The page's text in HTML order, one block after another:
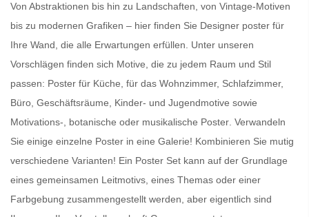
Von Abstraktionen bis hin zu Landschaften, von Vintage-Motiven
bis zu modernen Grafiken – hier finden Sie Designer poster für
Ihre Wand, die alle Erwartungen erfüllen. Unter unseren
Vorschlägen finden sich Motive, die zu jedem Raum und Stil
passen: Poster für Küche, für das Wohnzimmer, Schlafzimmer,
Büro, Geschäftsräume, Kinder- und Jugendmotive sowie
Motivations-, botanische oder musikalische Poster. Verwandeln
Sie einige einzelne Poster in eine Galerie! Kombinieren Sie mutig
verschiedene Varianten! Ein Poster Set kann auf der Grundlage
eines gemeinsamen Leitmotivs, eines Themas oder einer
Farbgebung zusammengestellt werden, aber eigentlich sind